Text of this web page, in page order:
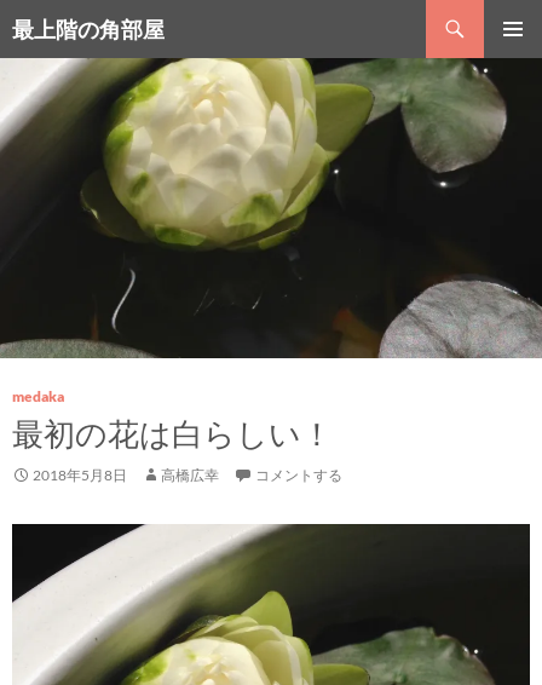
ン
テ
へ
ス
最上階の角部屋
索
メインメ
ニュー
medaka
最初の花は白らしい！
2018年5月8日 高橋広幸 コメントする